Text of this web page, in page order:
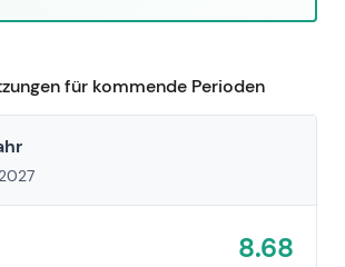
für kommende Perioden
8.68